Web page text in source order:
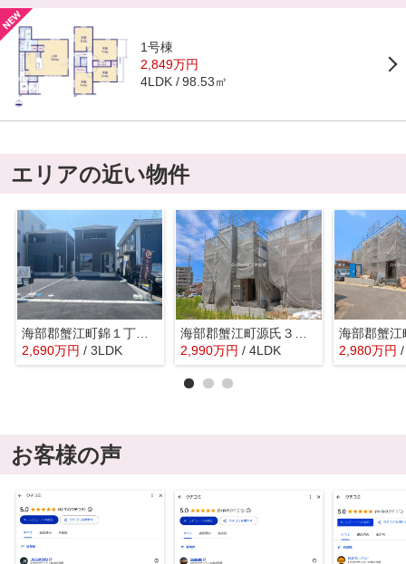
1号棟
2,849万円
4LDK 98.53㎡
エリアの近い物件
海部郡蟹江町錦１丁目24『仲介料無料』新築戸建て
2,690万円 / 3LDK
2,990万円 / 4LDK 2,980万円
お客様の声